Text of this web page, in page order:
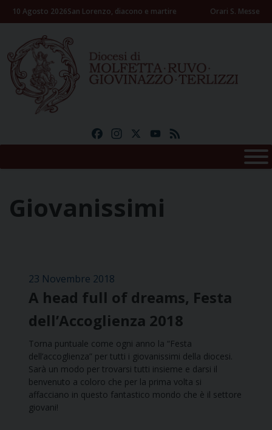
Skip10 Agosto 2026San Lorenzo, diacono e martire Orari S. Messe
FacebookInstagramYouTube
Giovanissimi
23 Novembre 2018
A head full of dreams, Festa
dell’Accoglienza 2018
Torna puntuale come ogni anno la “Festa
dell’accoglienza” per tutti i giovanissimi della diocesi.
Sarà un modo per trovarsi tutti insieme e darsi il
benvenuto a coloro che per la prima volta si
affacciano in questo fantastico mondo che è il settore
giovani!